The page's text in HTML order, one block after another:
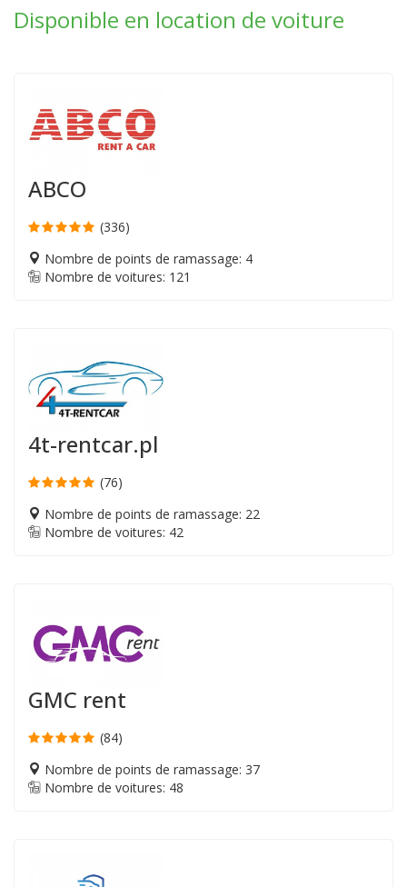
Disponible en location de voiture
ABCO
(336)
Nombre de points de ramassage: 4
Nombre de voitures: 121
4t-rentcar.pl
(76)
Nombre de points de ramassage: 22
Nombre de voitures: 42
GMC rent
(84)
Nombre de points de ramassage: 37
Nombre de voitures: 48